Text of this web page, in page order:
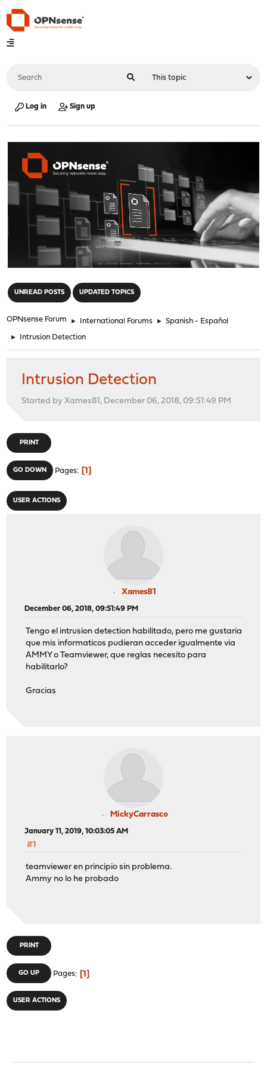
Log in Sign up
UNREAD POSTS UPDATED TOPICS
OPNsense Forum ► International Forums ► Spanish - Español
► Intrusion Detection
Intrusion Detection
Started by Xames81, December 06, 2018, 09:51:49 PM
PRINT
GO DOWN Pages 1
USER ACTIONS
Xames81
December 06, 2018, 09:51:49 PM
Tengo el intrusion detection habilitado, pero me gustaria
que mis informaticos pudieran acceder igualmente via
AMMY o Teamviewer, que reglas necesito para
habilitarlo?
Gracias
MickyCarrasco
January 11, 2019, 10:03:05 AM
#1
teamviewer en principio sin problema.
Ammy no lo he probado
PRINT
GO UP Pages 1
USER ACTIONS